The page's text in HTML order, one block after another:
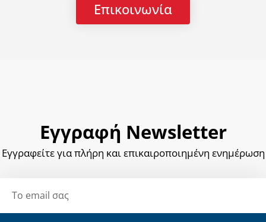
Επικοινωνία
Εγγραφή Newsletter
Εγγραφείτε για πλήρη και επικαιροποιημένη ενημέρωση